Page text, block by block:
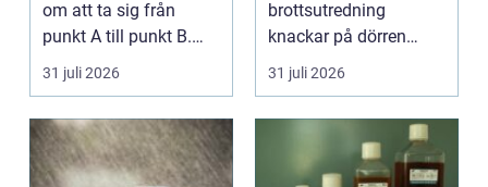
om att ta sig från
punkt A till punkt B.
För många är res...
31 juli 2026
brottsutredning
knackar på dörren
förändras vardagen
snabbt....
31 juli 2026